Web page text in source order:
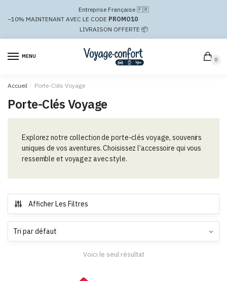
navigation
Entreprise Française 🇫🇷
–10% MAINTENANT AVEC LE CODE PROMO10
LIVRAISON OFFERTE 📦
MENU
0
Accueil / Porte-Clés Voyage
Porte-Clés Voyage
Explorez notre collection de porte-clés voyage, souvenirs
uniques de vos aventures. Choisissez l’accessoire qui vous
ressemble et voyagez avec style.
Afficher Les Filtres
Voici le seul résultat